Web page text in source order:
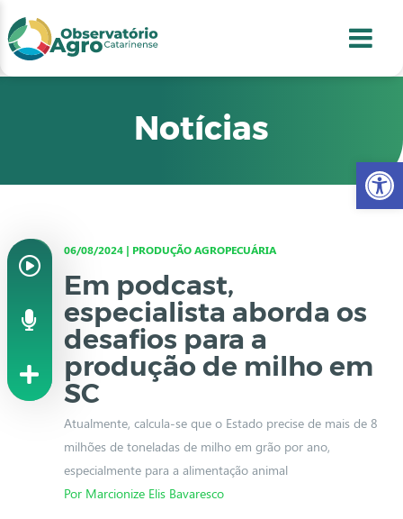
2
3
4
Notícias
06/08/2024 | PRODUÇÃO AGROPECUÁRIA
Em podcast,
especialista aborda os
desafios para a
produção de milho em
SC
Atualmente, calcula-se que o Estado precise de mais de 8
milhões de toneladas de milho em grão por ano,
especialmente para a alimentação animal
Por Marcionize Elis Bavaresco